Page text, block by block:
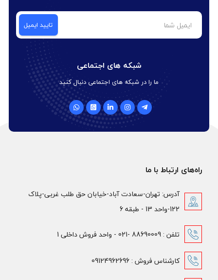
شبکه های اجتماعی
ما را در شبکه های اجتماعی دنبال کنید
راه‌های ارتباط با ما
آدرس: تهران-سعادت آباد-خیابان حق طلب غربی-پلاک
122-واحد 13 - طبقه 6
تلفن : 88690009 -021 - واحد فروش داخلی 1
کارشناس فروش : 09124962696